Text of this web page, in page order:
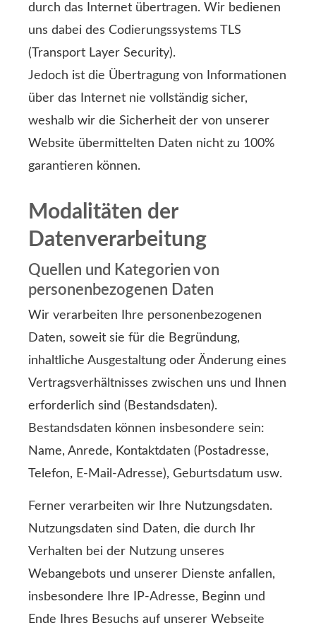
durch das Internet übertragen. Wir bedienen
uns dabei des Codierungssystems TLS
(Transport Layer Security).
Jedoch ist die Übertragung von Informationen
über das Internet nie vollständig sicher,
weshalb wir die Sicherheit der von unserer
Website übermittelten Daten nicht zu 100%
garantieren können.
Modalitäten der
Datenverarbeitung
Quellen und Kategorien von
personenbezogenen Daten
Wir verarbeiten Ihre personenbezogenen
Daten, soweit sie für die Begründung,
inhaltliche Ausgestaltung oder Änderung eines
Vertragsverhältnisses zwischen uns und Ihnen
erforderlich sind (Bestandsdaten).
Bestandsdaten können insbesondere sein:
Name, Anrede, Kontaktdaten (Postadresse,
Telefon, E-Mail-Adresse), Geburts­datum usw.
Ferner verarbeiten wir Ihre Nutzungsdaten.
Nutzungsdaten sind Daten, die durch Ihr
Verhalten bei der Nutzung unseres
Webangebots und unserer Dienste anfallen,
insbesondere Ihre IP-Adresse, Beginn und
Ende Ihres Besuchs auf unserer Webseite